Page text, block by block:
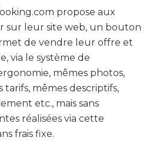
propose aux
sur leur site web, un bouton
de vendre leur offre et
via le système de
mêmes photos,
tarifs, mêmes descriptifs,
etc., mais sans
réalisées via cette
frais fixe.